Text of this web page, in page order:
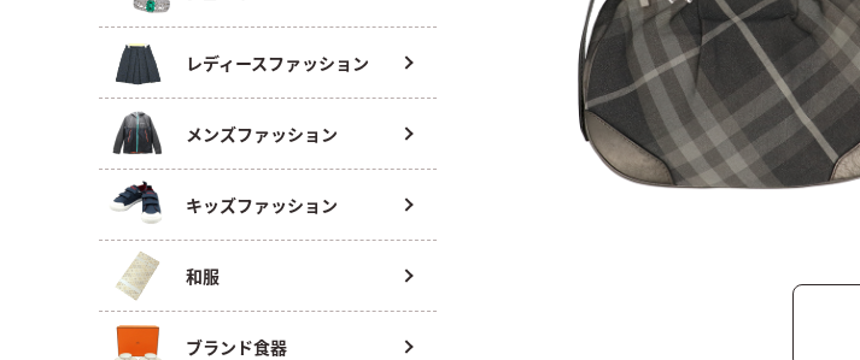
レディースファッション
メンズファッション
キッズファッション
和服
ブランド食器